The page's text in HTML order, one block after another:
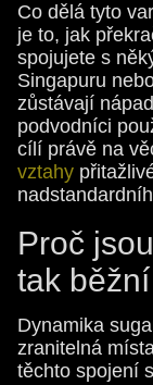
Co dělá tyto
je to, jak
spojujete s
Singapuru
zůstávají
podvodníci
cílí právě na
vztahy
Proč
tak běžní
Dynamika
zranitelná
těchto spojení